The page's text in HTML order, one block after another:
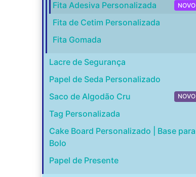
NOVO
Fita Adesiva Personalizada
Fita de Cetim Personalizada
Fita Gomada
Lacre de Segurança
Papel de Seda Personalizado
NOVO
Saco de Algodão Cru
Tag Personalizada
Cake Board Personalizado | Base para
Bolo
Papel de Presente